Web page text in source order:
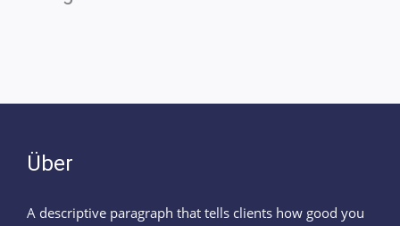
Über
A descriptive paragraph that tells clients how good you